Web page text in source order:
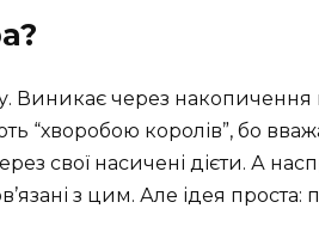
Виникає через накопичення
“хворобою королів”, бо
свої насичені дієти. А
з цим. Але ідея